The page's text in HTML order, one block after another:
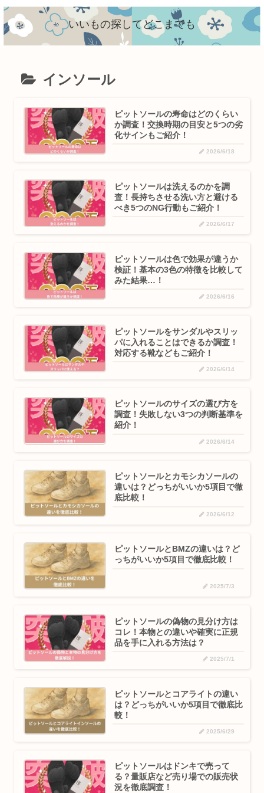
いいもの探してどこまでも
インソール
ピットソールの寿命はどのくらい
か調査！交換時期の目安と5つの劣
化サインもご紹介！
2026/6/18
ピットソールは洗えるのかを調
査！長持ちさせる洗い方と避ける
べき5つのNG行動もご紹介！
2026/6/17
ピットソールは色で効果が違うか
検証！基本の3色の特徴を比較して
みた結果…！
2026/6/16
ピットソールをサンダルやスリッ
パに入れることはできるか調査！
対応する靴などもご紹介！
2026/6/14
ピットソールのサイズの選び方を
調査！失敗しない3つの判断基準を
紹介！
2026/6/14
ピットソールとカモシカソールの
違いは？どっちがいいか5項目で徹
底比較！
2026/6/12
ピットソールとBMZの違いは？ど
っちがいいか5項目で徹底比較！
2025/7/3
ピットソールの偽物の見分け方は
コレ！本物との違いや確実に正規
品を手に入れる方法は？
2025/7/1
ピットソールとコアライトの違い
は？どっちがいいか5項目で徹底比
較！
2025/6/29
ピットソールはドンキで売って
る？量販店など売り場での販売状
況を徹底調査！